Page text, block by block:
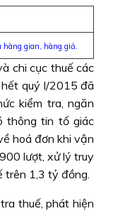
gian, hàng giả.
chi cục thuế các
quý I/2015 đã
kiểm tra, ngăn
thông tin tố giác
hoá đơn khi vận
lượt, xử lý truy
trên 1,3 tỷ đồng.
thuế, phát hiện